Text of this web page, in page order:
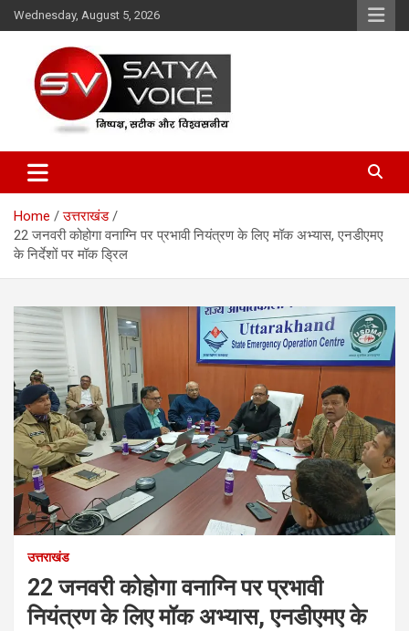
Skip
to
Wednesday, August 5, 2026
Satya Voice
Home
उत्तराखंड
22 जनवरी कोहोगा वनाग्नि पर प्रभावी नियंत्रण के लिए मॉक अभ्यास, एनडीएमए
के निर्देशों पर मॉक ड्रिल
उत्तराखंड
22 जनवरी कोहोगा वनाग्नि पर प्रभावी
नियंत्रण के लिए मॉक अभ्यास, एनडीएमए के